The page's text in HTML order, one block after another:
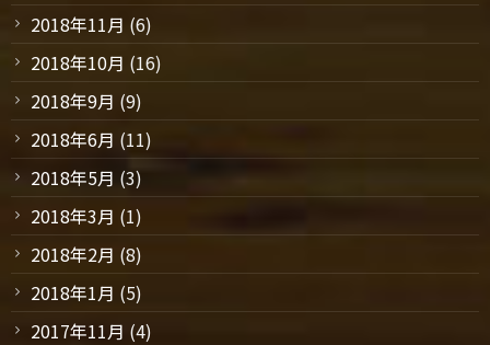
2018年11月 (6)
2018年10月 (16)
2018年9月 (9)
2018年6月 (11)
2018年5月 (3)
2018年3月 (1)
2018年2月 (8)
2018年1月 (5)
2017年11月 (4)